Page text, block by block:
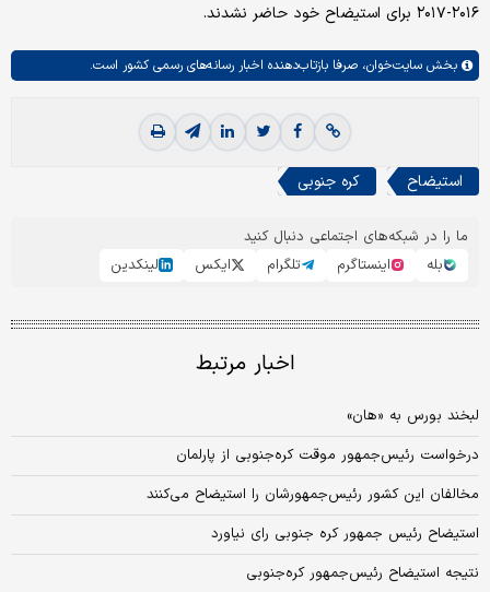
۲۰۱۶-۲۰۱۷ برای استیضاح خود حاضر نشدند.
بخش سایت‌خوان، صرفا بازتاب‌دهنده اخبار رسانه‌های رسمی کشور است.
استیضاح کره جنوبی
ما را در شبکه‌های اجتماعی دنبال کنید
بله
اینستاگرم تلگرام ایکس لینکدین
اخبار مرتبط
لبخند بورس به «هان»
درخواست رئیس‌جمهور موقت کره‌جنوبی از پارلمان
مخالفان این کشور رئیس‌جمهورشان را استیضاح می‌کنند
استیضاح رئیس‌ جمهور کره جنوبی رای نیاورد
نتیجه استیضاح رئیس‌جمهور کره‌جنوبی